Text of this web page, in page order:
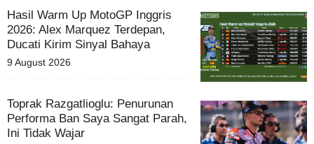
Hasil Warm Up MotoGP Inggris
2026: Alex Marquez Terdepan,
Ducati Kirim Sinyal Bahaya
9 August 2026
Toprak Razgatlioglu: Penurunan
Performa Ban Saya Sangat Parah,
Ini Tidak Wajar